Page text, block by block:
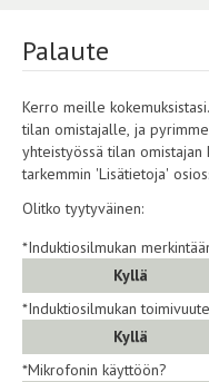
Palaute
Kerro meille
tilan omistajalle, ja pyrimme
yhteistyössä tilan omistajan
tarkemmin 'Lisätietoja'
Olitko tyytyväinen:
*Induktiosilmukan
Kyllä
*Induktiosilmukan
Kyllä
*Mikrofonin käyttöön?